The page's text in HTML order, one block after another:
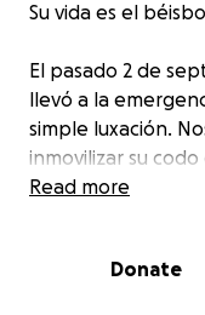
Su vida es el
El pasado 2 de
llevó a la
simple luxación.
inmovilizar su
dijeron que se
real es una Luxo-
Read more
Donate